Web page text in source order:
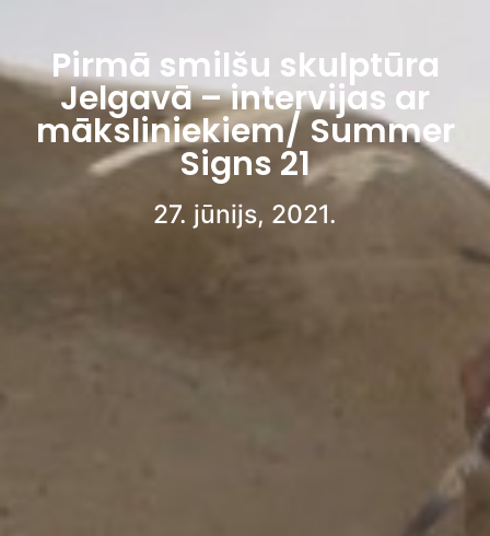
Pirmā smilšu skulptūra
Jelgavā – intervijas ar
māksliniekiem/ Summer
Signs 21
27. jūnijs, 2021.